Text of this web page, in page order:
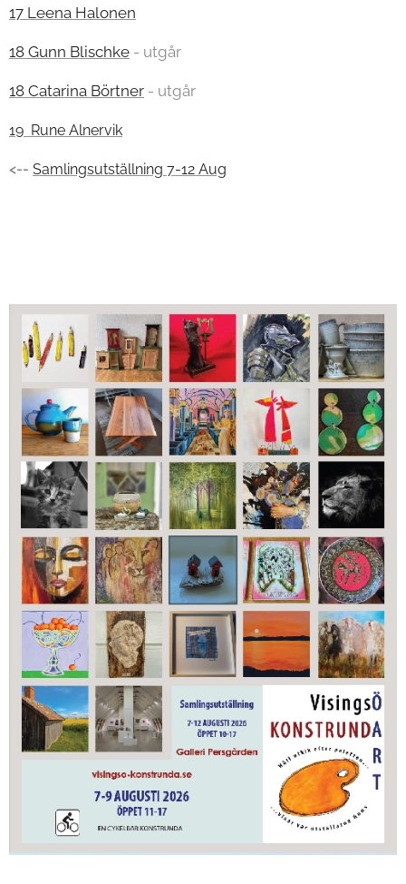
17 Leena Halonen
18 Gunn Blischke - utgår
18 Catarina Börtner - utgår
19 Rune Alnervik
<-- Samlingsutställning 7-12 Aug